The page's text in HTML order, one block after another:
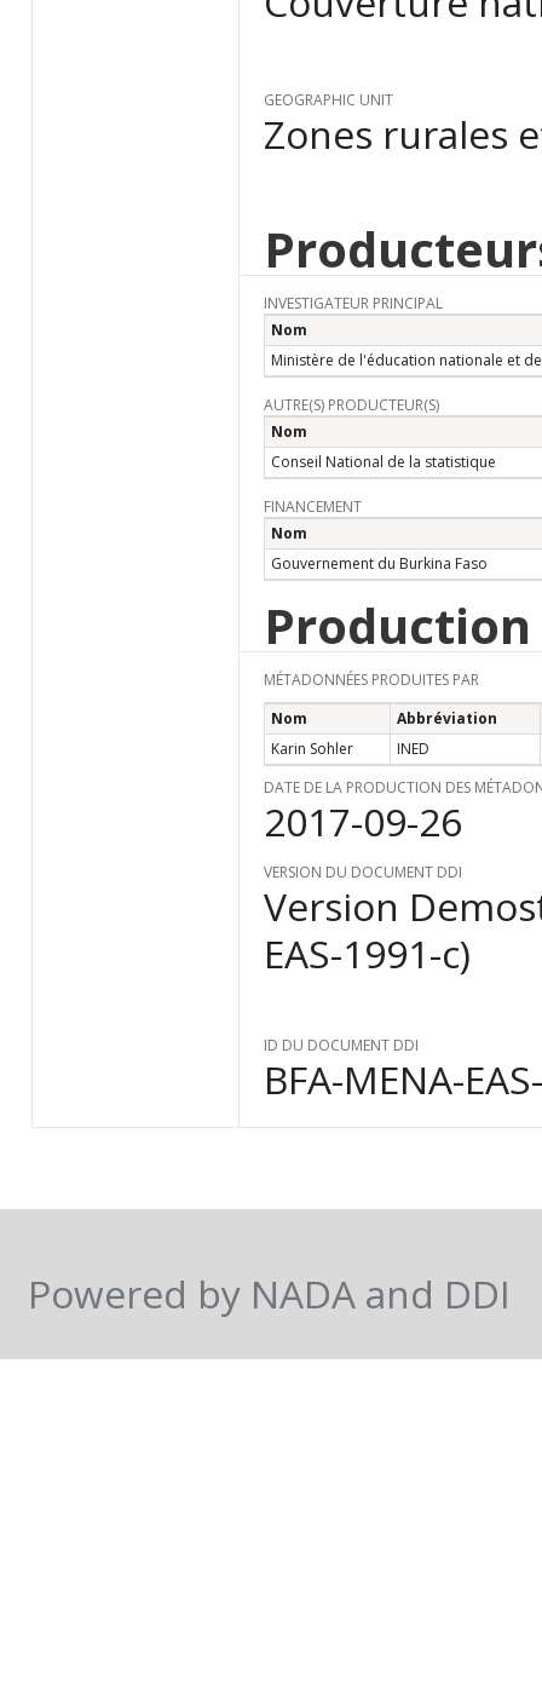
GEOGRAPHIC UNIT
Zones rurales
INVESTIGATEUR PRINCIPAL
Nom
Ministère de l'éducation nationale et
AUTRE(S) PRODUCTEUR(S)
Nom
Conseil National de la statistique
FINANCEMENT
Nom
Gouvernement du Burkina Faso
MÉTADONNÉES PRODUITES PAR
Nom
Abbréviation
Karin Sohler
INED
DATE DE LA PRODUCTION DES
2017-09-26
VERSION DU DOCUMENT DDI
Version
EAS-1991-c)
ID DU DOCUMENT DDI
BFA-MENA-
Powered by NADA and DDI